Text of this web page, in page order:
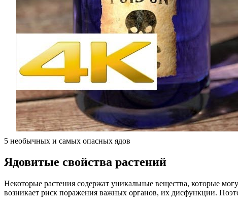
5 необычных и самых опасных ядов
Ядовитые свойства растений
Некоторые растения содержат уникальные вещества, которые
возникает риск поражения важных органов, их дисфункции.